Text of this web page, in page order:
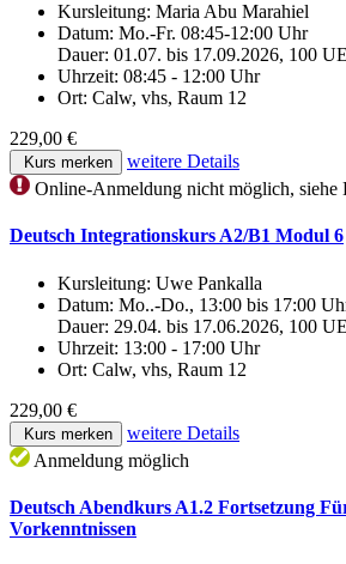
Kursleitung: Maria Abu Marahiel
Datum: Mo.-Fr. 08:45-12:00 Uhr
Dauer: 01.07. bis 17.09.2026, 100 UE
Uhrzeit: 08:45 - 12:00 Uhr
Ort: Calw, vhs, Raum 12
229,00 €
Kurs merken
weitere Details
Online-Anmeldung nicht möglich, siehe
Deutsch Integrationskurs A2/B1 Modul 6
Kursleitung: Uwe Pankalla
Datum: Mo..-Do., 13:00 bis 17:00
Dauer: 29.04. bis 17.06.2026, 100 UE
Uhrzeit: 13:00 - 17:00 Uhr
Ort: Calw, vhs, Raum 12
229,00 €
Kurs merken
weitere Details
Anmeldung möglich
Deutsch Abendkurs A1.2 Fortsetzung
Vorkenntnissen